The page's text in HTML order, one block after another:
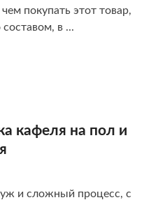
покупать этот товар,
составом, в ...
кафеля на пол и
и сложный процесс, с